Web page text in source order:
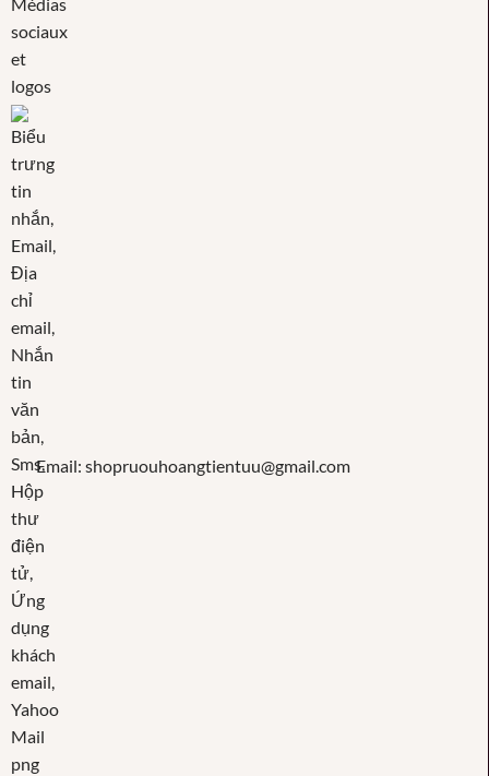
Email: shopruouhoangtientuu@gmail.com